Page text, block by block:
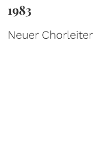
1983
Neuer Chorleiter